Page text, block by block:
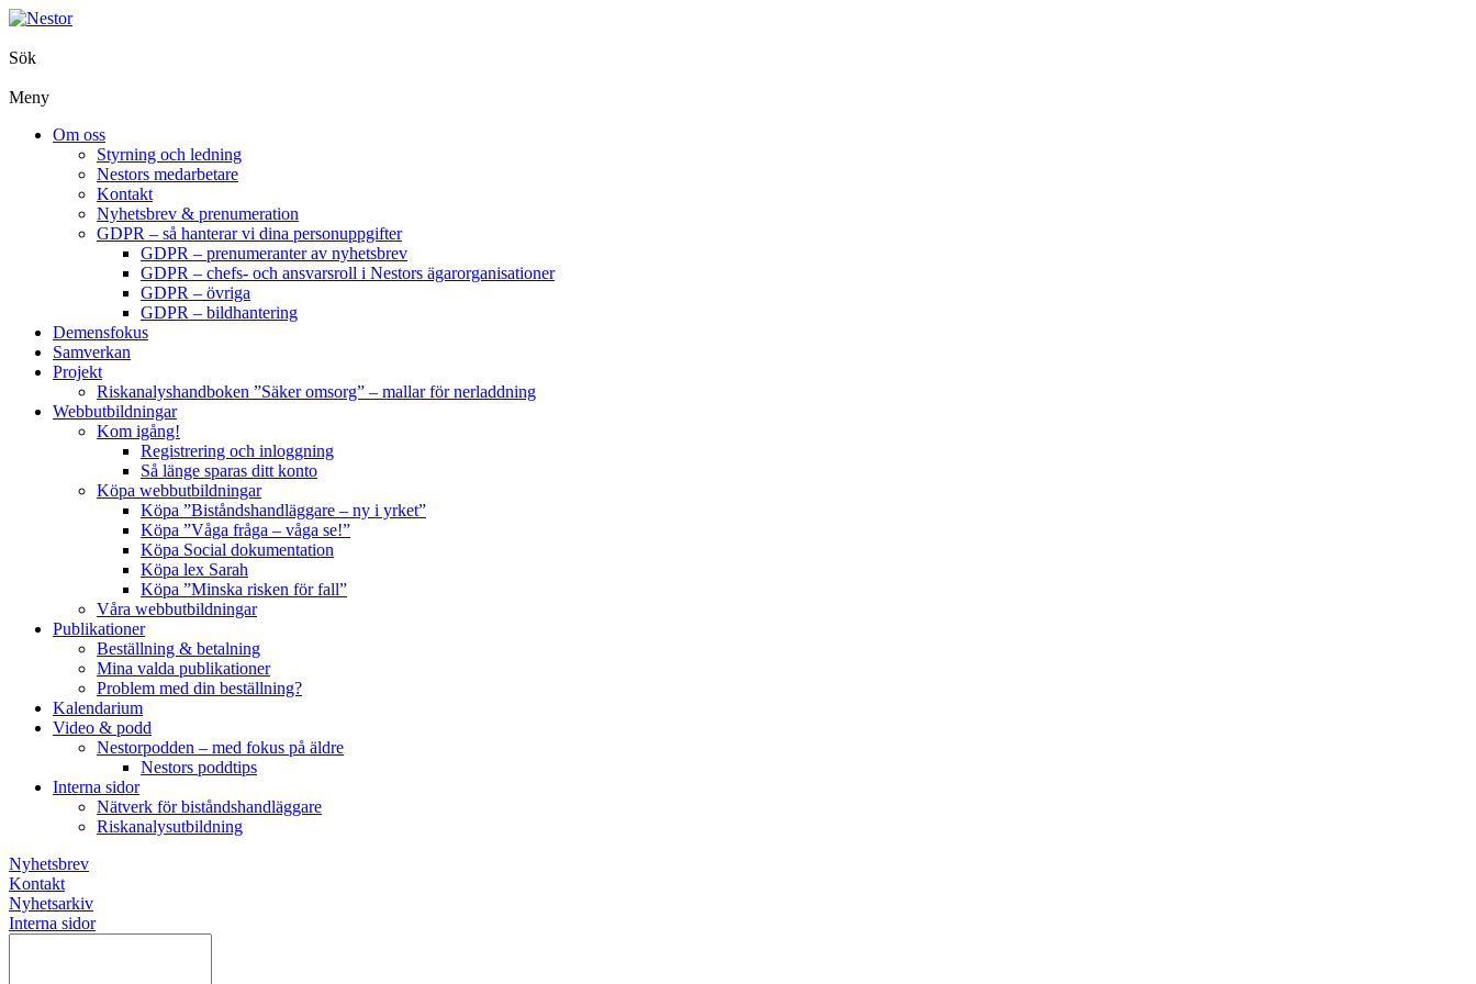
Sök
Meny
Om oss
Styrning och ledning
Nestors medarbetare
Kontakt
Nyhetsbrev & prenumeration
GDPR – så hanterar vi dina personuppgifter
GDPR – prenumeranter av nyhetsbrev
GDPR – chefs- och ansvarsroll i Nestors ägarorganisationer
GDPR – övriga
GDPR – bildhantering
Demensfokus
Samverkan
Projekt
Riskanalyshandboken ”Säker omsorg” – mallar för nerladdning
Webbutbildningar
Kom igång!
Registrering och inloggning
Så länge sparas ditt konto
Köpa webbutbildningar
Köpa ”Biståndshandläggare – ny i yrket”
Köpa ”Våga fråga – våga se!”
Köpa Social dokumentation
Köpa lex Sarah
Köpa ”Minska risken för fall”
Våra webbutbildningar
Publikationer
Beställning & betalning
Mina valda publikationer
Problem med din beställning?
Kalendarium
Video & podd
Nestorpodden – med fokus på äldre
Nestors poddtips
Interna sidor
Nätverk för biståndshandläggare
Riskanalysutbildning
Nyhetsbrev
Kontakt
Nyhetsarkiv
Interna sidor